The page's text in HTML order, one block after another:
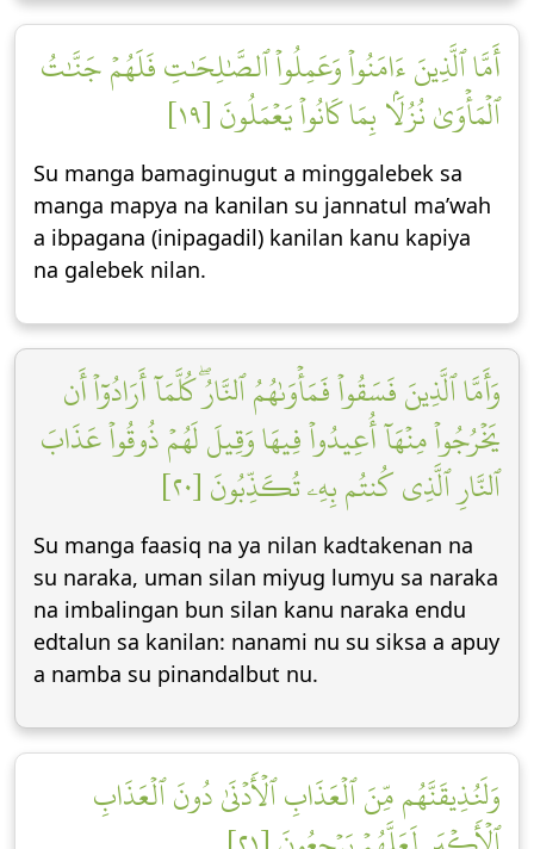
أَمَّا ٱلَّذِينَ ءَامَنُواْ وَعَمِلُواْ ٱلصَّٰلِحَٰتِ فَلَهُمۡ جَنَّٰتُ
ٱلۡمَأۡوَىٰ نُزُلَۢا بِمَا كَانُواْ يَعۡمَلُونَ [١٩]
Su manga bamaginugut a minggalebek sa
manga mapya na kanilan su jannatul ma’wah
a ibpagana (inipagadil) kanilan kanu kapiya
na galebek nilan.
وَأَمَّا ٱلَّذِينَ فَسَقُواْ فَمَأۡوَىٰهُمُ ٱلنَّارُۖ كُلَّمَآ أَرَادُوٓاْ أَن
يَخۡرُجُواْ مِنۡهَآ أُعِيدُواْ فِيهَا وَقِيلَ لَهُمۡ ذُوقُواْ عَذَابَ
ٱلنَّارِ ٱلَّذِي كُنتُم بِهِۦ تُكَذِّبُونَ [٢٠]
Su manga faasiq na ya nilan kadtakenan na
su naraka, uman silan miyug lumyu sa naraka
na imbalingan bun silan kanu naraka endu
edtalun sa kanilan: nanami nu su siksa a apuy
a namba su pinandalbut nu.
وَلَنُذِيقَنَّهُم مِّنَ ٱلۡعَذَابِ ٱلۡأَدۡنَىٰ دُونَ ٱلۡعَذَابِ